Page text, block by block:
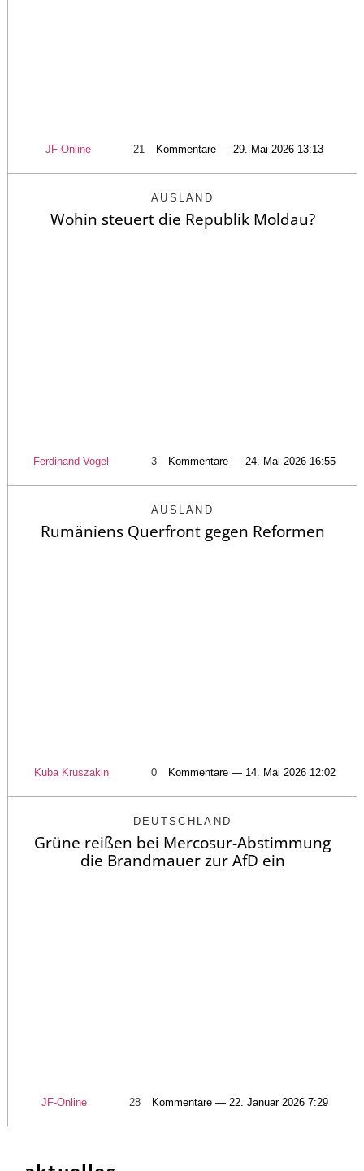
JF-Online 21 Kommentare — 29. Mai 2026 13:13
AUSLAND
Wohin steuert die Republik Moldau?
Ferdinand Vogel 3 Kommentare — 24. Mai 2026 16:55
AUSLAND
Rumäniens Querfront gegen Reformen
Kuba Kruszakin 0 Kommentare — 14. Mai 2026 12:02
DEUTSCHLAND
Grüne reißen bei Mercosur-Abstimmung
die Brandmauer zur AfD ein
JF-Online 28 Kommentare — 22. Januar 2026 7:29